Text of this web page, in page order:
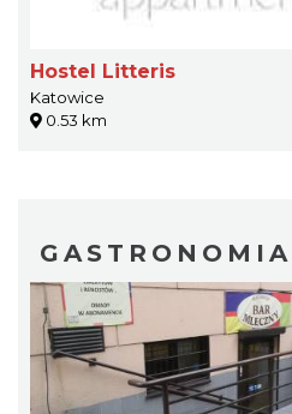
Hostel Litteris
Katowice
0.53 km